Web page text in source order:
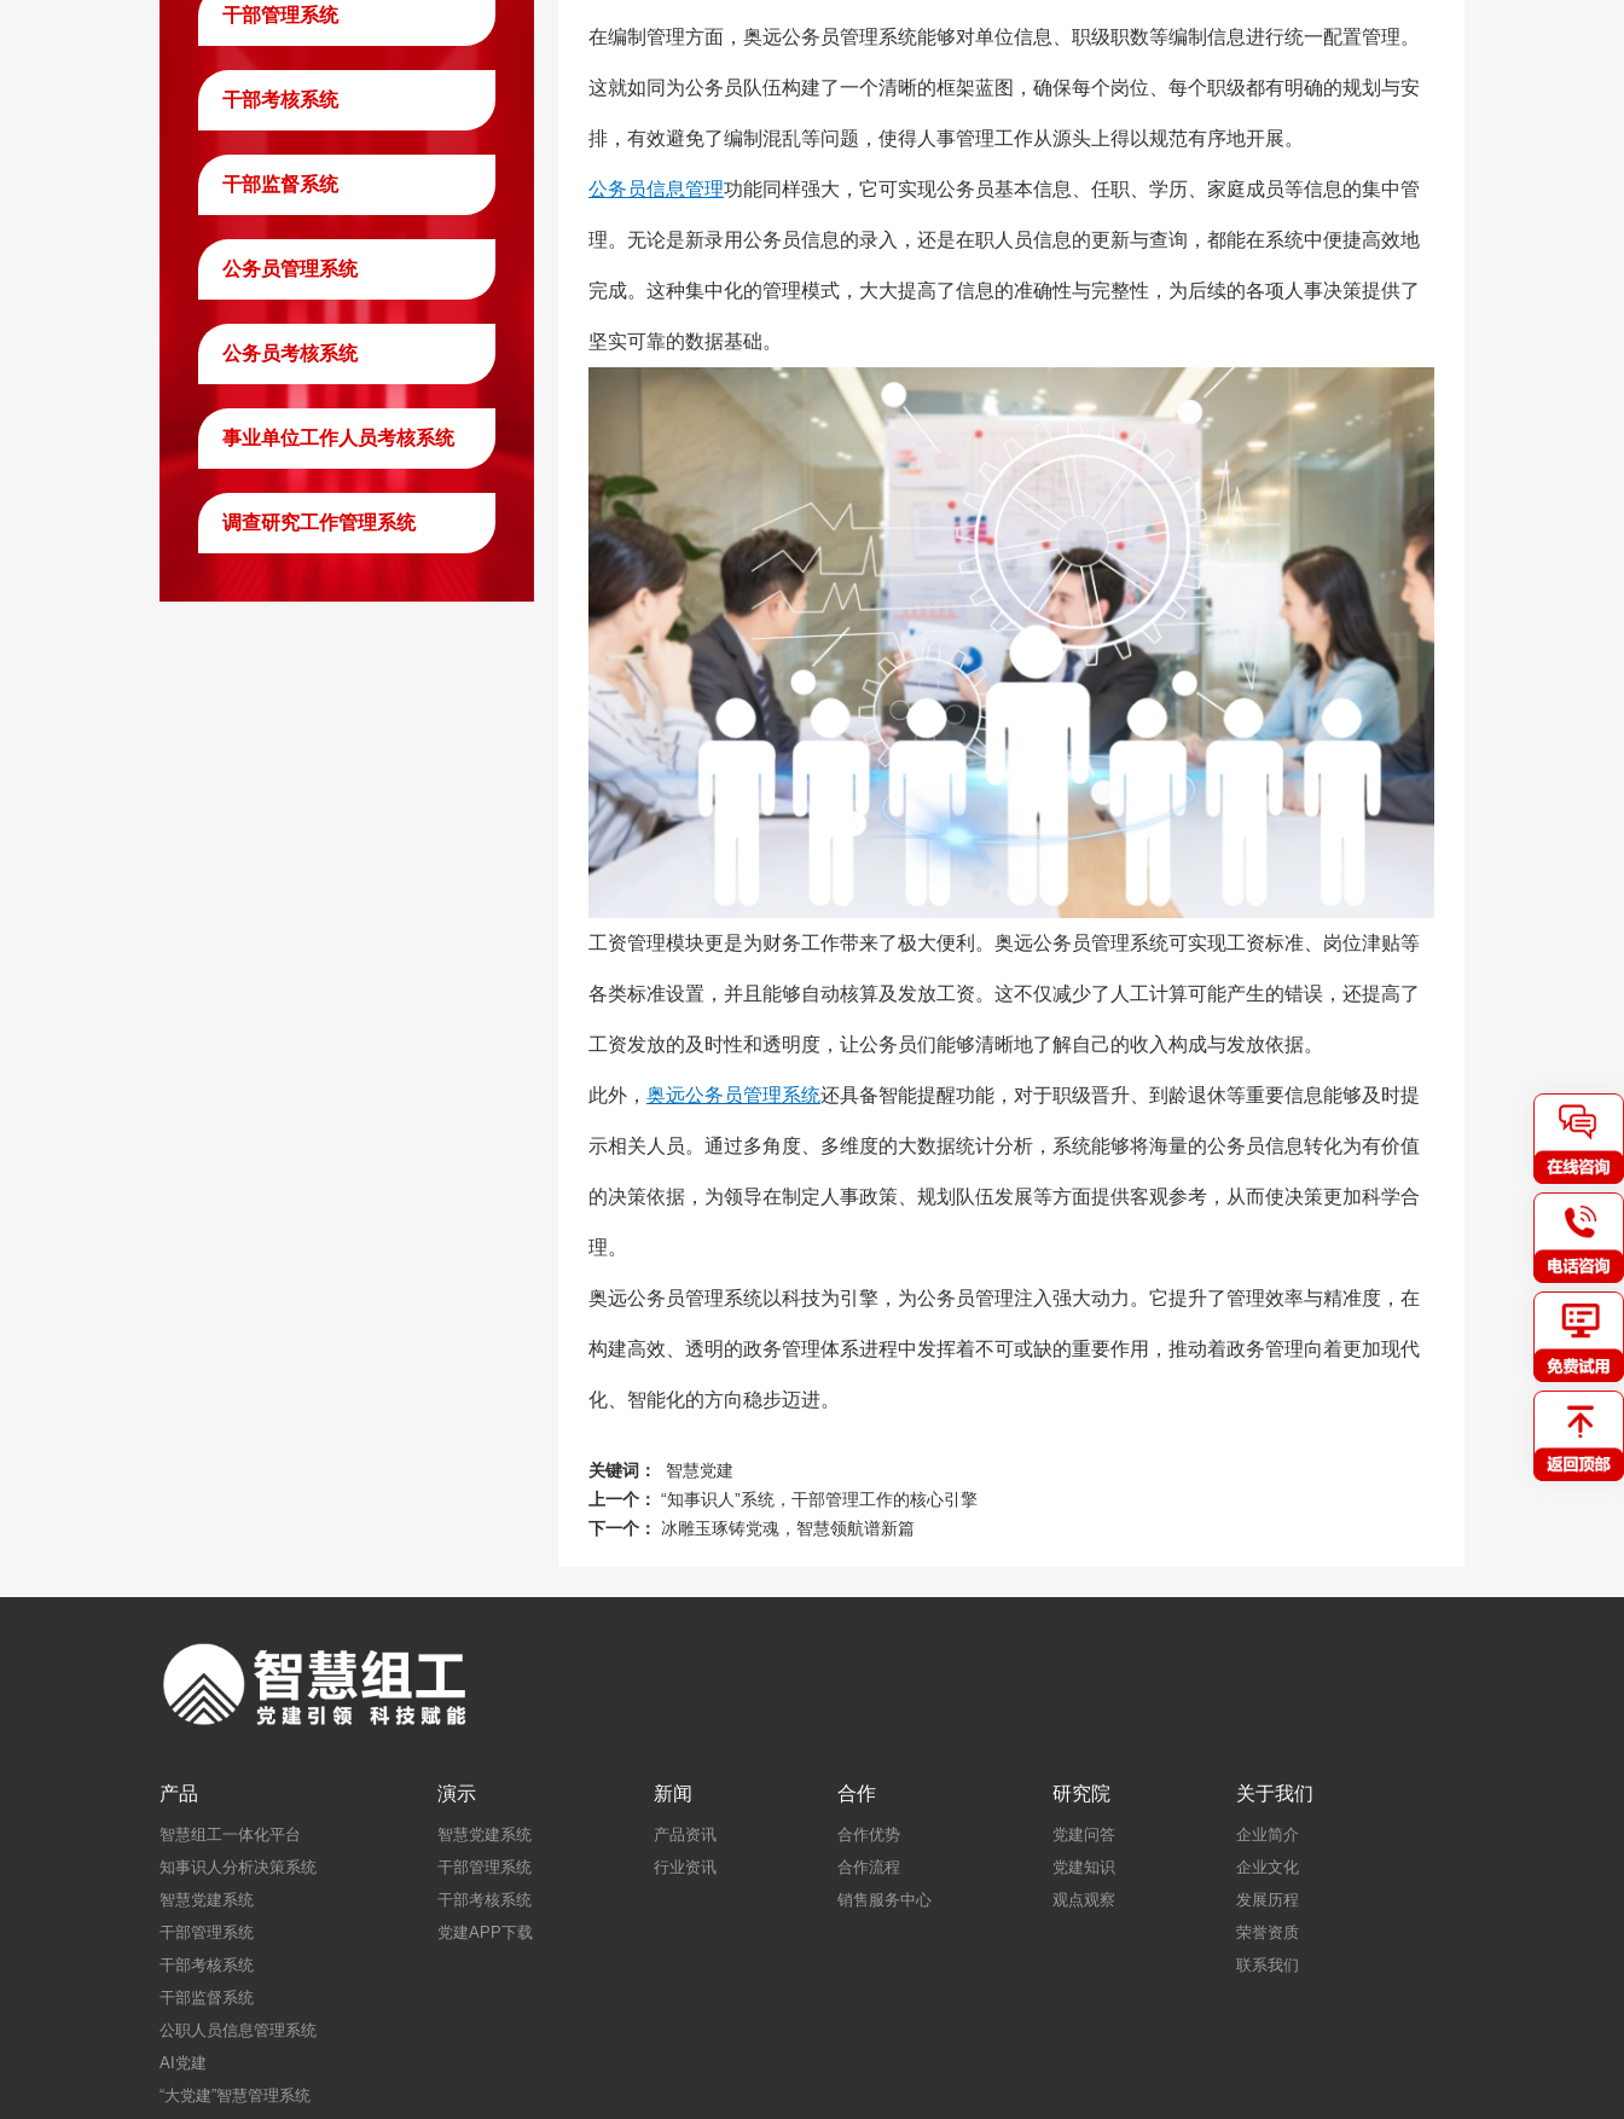
干部管理系统
干部考核系统
干部监督系统
公务员管理系统
公务员考核系统
事业单位工作人员考核系统
调查研究工作管理系统
在编制管理方面，奥远公务员管理系统能够对单位信息、职级职数等编制信息进行统一配置管理。
这就如同为公务员队伍构建了一个清晰的框架蓝图，确保每个岗位、每个职级都有明确的规划与安
排，有效避免了编制混乱等问题，使得人事管理工作从源头上得以规范有序地开展。
公务员信息管理功能同样强大，它可实现公务员基本信息、任职、学历、家庭成员等信息的集中管
理。无论是新录用公务员信息的录入，还是在职人员信息的更新与查询，都能在系统中便捷高效地
完成。这种集中化的管理模式，大大提高了信息的准确性与完整性，为后续的各项人事决策提供了
坚实可靠的数据基础。
工资管理模块更是为财务工作带来了极大便利。奥远公务员管理系统可实现工资标准、岗位津贴等
各类标准设置，并且能够自动核算及发放工资。这不仅减少了人工计算可能产生的错误，还提高了
工资发放的及时性和透明度，让公务员们能够清晰地了解自己的收入构成与发放依据。
此外， 奥远公务员管理系统还具备智能提醒功能，对于职级晋升、到龄退休等重要信息能够及时提
示相关人员。通过多角度、多维度的大数据统计分析，系统能够将海量的公务员信息转化为有价值
的决策依据，为领导在制定人事政策、规划队伍发展等方面提供客观参考，从而使决策更加科学合
理。
奥远公务员管理系统以科技为引擎，为公务员管理注入强大动力。它提升了管理效率与精准度，在
构建高效、透明的政务管理体系进程中发挥着不可或缺的重要作用，推动着政务管理向着更加现代
化、智能化的方向稳步迈进。
关键词：
智慧党建
上一个： “知事识人”系统，干部管理工作的核心引擎
下一个：
冰雕玉琢铸党魂，智慧领航谱新篇
产品
智慧组工一体化平台
知事识人分析决策系统
智慧党建系统
干部管理系统
干部考核系统
干部监督系统
公职人员信息管理系统
AI党建
“大党建”智慧管理系统
演示
智慧党建系统
干部管理系统
干部考核系统
党建APP下载
新闻
产品资讯
行业资讯
合作
合作优势
合作流程
销售服务中心
研究院
党建问答
党建知识
观点观察
关于我们
企业简介
企业文化
发展历程
荣誉资质
联系我们